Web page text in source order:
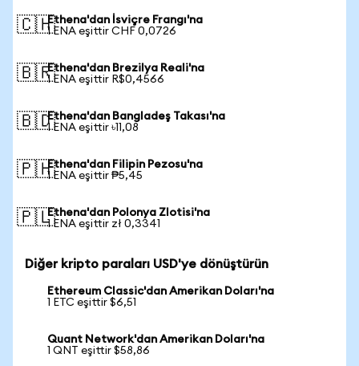
🇨🇭Ethena'dan İsviçre Frangı'na
1 ENA eşittir CHF 0,0726
🇧🇷Ethena'dan Brezilya Reali'na
1 ENA eşittir R$0,4566
🇧🇩Ethena'dan Bangladeş Takası'na
1 ENA eşittir ৳11,08
🇵🇭Ethena'dan Filipin Pezosu'na
1 ENA eşittir ₱5,45
🇵🇱Ethena'dan Polonya Zlotisi'na
1 ENA eşittir zł 0,3341
Diğer kripto paraları USD'ye dönüştürün
Ethereum Classic'dan Amerikan Doları'na
1 ETC eşittir $6,51
Quant Network'dan Amerikan Doları'na
1 QNT eşittir $58,86